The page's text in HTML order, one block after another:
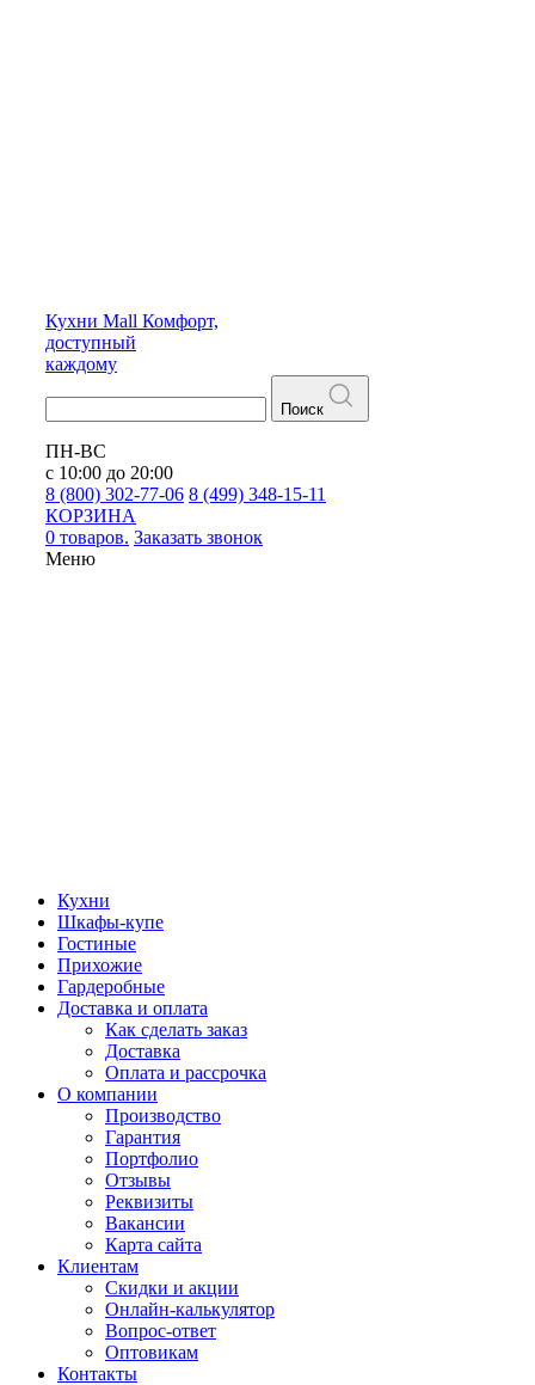
Кухни Mall Комфорт,
доступный
каждому
Поиск
ПН-ВС
с 10:00 до 20:00
8 (800) 302-77-06 8 (499) 348-15-11
КОРЗИНА
0 товаров. Заказать звонок
Меню
Кухни
Шкафы-купе
Гостиные
Прихожие
Гардеробные
Доставка и оплата
Как сделать заказ
Доставка
Оплата и рассрочка
О компании
Производство
Гарантия
Портфолио
Отзывы
Реквизиты
Вакансии
Карта сайта
Клиентам
Скидки и акции
Онлайн-калькулятор
Вопрос-ответ
Оптовикам
Контакты